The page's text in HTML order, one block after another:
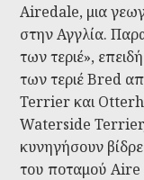
Airedale, μια
στην Αγγλία.
των τεριέ»,
των τεριέ Bred
Terrier και
Waterside Terrier,
κυνηγήσουν
του ποταμού Aire